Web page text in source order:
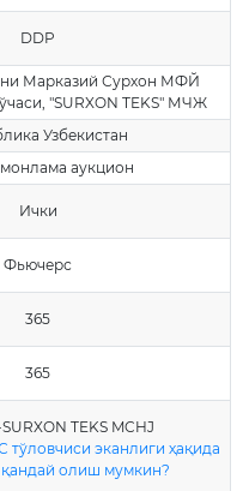
DDP
Марказий Сурхон МФЙ
"SURXON TEKS" МЧЖ
Узбекистан
аукцион
Ички
Фьючерс
365
365
TEKS MCHJ
эканлиги ҳақида
олиш мумкин?